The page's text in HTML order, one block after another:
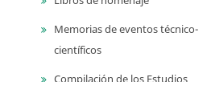
Memorias de eventos técnico-
científicos
Compilación de los Estudios